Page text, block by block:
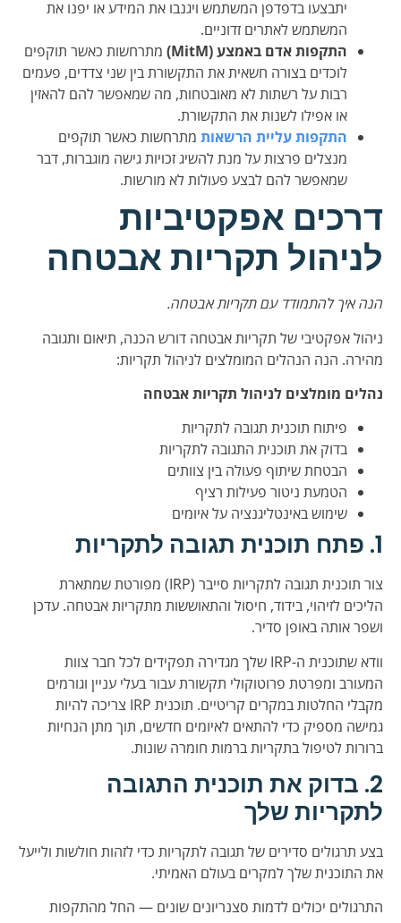
יתבצעו בדפדפן המשתמש ויגנבו את המידע או יפנו את
המשתמש לאתרים זדוניים.
התקפות אדם באמצע (MitM)
מתרחשות כאשר תוקפים
לוכדים בצורה חשאית את התקשורת בין שני צדדים, פעמים
רבות על רשתות לא מאובטחות, מה שמאפשר להם להאזין
או אפילו לשנות את התקשורת.
התקפות עליית הרשאות מתרחשות כאשר תוקפים
מנצלים פרצות על מנת להשיג זכויות גישה מוגברות, דבר
שמאפשר להם לבצע פעולות לא מורשות.
דרכים אפקטיביות
לניהול תקריות אבטחה
הנה איך להתמודד עם תקריות אבטחה.
ניהול אפקטיבי של תקריות אבטחה דורש הכנה, תיאום ותגובה
מהירה. הנה הנהלים המומלצים לניהול תקריות:
נהלים מומלצים לניהול תקריות אבטחה
פיתוח תוכנית תגובה לתקריות
בדוק את תוכנית התגובה לתקריות
הבטחת שיתוף פעולה בין צוותים
הטמעת ניטור פעילות רציף
שימוש באינטליגנציה על איומים
1. פתח תוכנית תגובה לתקריות
צור תוכנית תגובה לתקריות סייבר (IRP) מפורטת שמתארת
הליכים לזיהוי, בידוד, חיסול והתאוששות מתקריות אבטחה. עדכן
ושפר אותה באופן סדיר.
וודא שתוכנית ה-IRP שלך מגדירה תפקידים לכל חבר צוות
המעורב ומפרטת פרוטוקולי תקשורת עבור בעלי עניין וגורמים
מקבלי החלטות במקרים קריטיים. תוכנית IRP צריכה להיות
גמישה מספיק כדי להתאים לאיומים חדשים, תוך מתן הנחיות
ברורות לטיפול בתקריות ברמות חומרה שונות.
2. בדוק את תוכנית התגובה
לתקריות שלך
בצע תרגולים סדירים של תגובה לתקריות כדי לזהות חולשות ולייעל
את התוכנית שלך למקרים בעולם האמיתי.
התרגולים יכולים לדמות סצנריונים שונים — החל מהתקפות